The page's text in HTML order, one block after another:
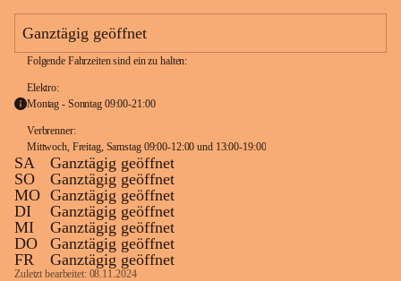
m
Ganztägig geöffnet
Folgende Fahrzeiten sind ein zu halten:
Elektro:
Montag - Sonntag 09:00-21:00
Verbrenner:
Mittwoch, Freitag, Samstag 09:00-12:00 und 13:00-19:00
SA
Ganztägig geöffnet
SO
Ganztägig geöffnet
MO Ganztägig geöffnet
DI
Ganztägig geöffnet
MI
Ganztägig geöffnet
DO
Ganztägig geöffnet
FR
Ganztägig geöffnet
Zuletzt bearbeitet: 08.11.2024